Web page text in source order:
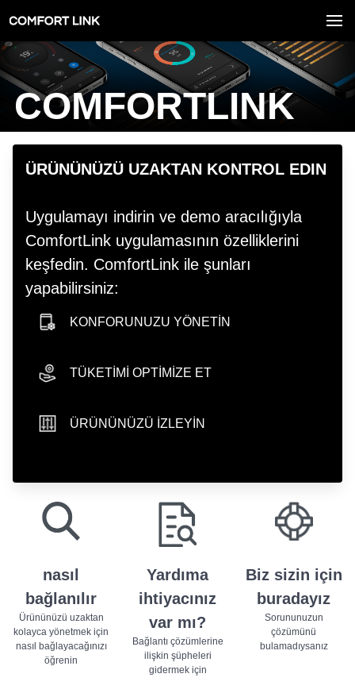
COMFORTLINK
ÜRÜNÜNÜZÜ UZAKTAN KONTROL EDIN
Uygulamayı indirin ve demo aracılığıyla
ComfortLink uygulamasının özelliklerini
keşfedin. ComfortLink ile şunları
yapabilirsiniz:
KONFORUNUZU YÖNETİN
TÜKETİMİ OPTİMİZE ET
ÜRÜNÜNÜZÜ İZLEYİN
nasıl
bağlanılır
Ürününüzü uzaktan
kolayca yönetmek için
nasıl bağlayacağınızı
öğrenin
Yardıma
ihtiyacınız
var mı?
Bağlantı çözümlerine
ilişkin şüpheleri
gidermek için
Biz sizin için
buradayız
Sorununuzun
çözümünü
bulamadıysanız